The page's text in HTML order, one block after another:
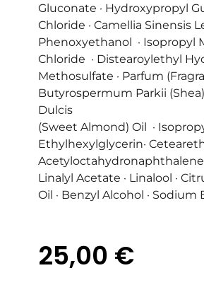
Gluconate · Hydroxypropyl
Chloride · Camellia Sinensis
Phenoxyethanol · Isopropyl
Chloride · Distearoylethyl
Methosulfate · Parfum
Butyrospermum Parkii
Dulcis
(Sweet Almond) Oil ·
Ethylhexylglycerin·
Linalyl Acetate · Linalool ·
Oil · Benzyl Alcohol ·
25,00 €